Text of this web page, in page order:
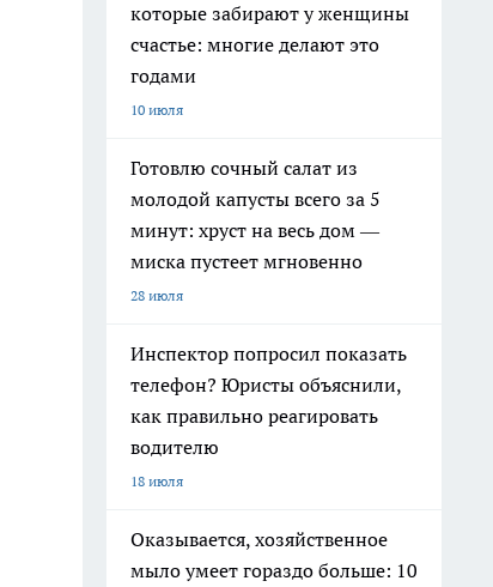
которые забирают у женщины
счастье: многие делают это
годами
10 июля
Готовлю сочный салат из
молодой капусты всего за 5
минут: хруст на весь дом —
миска пустеет мгновенно
28 июля
Инспектор попросил показать
телефон? Юристы объяснили,
как правильно реагировать
водителю
18 июля
Оказывается, хозяйственное
мыло умеет гораздо больше: 10